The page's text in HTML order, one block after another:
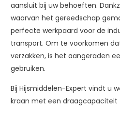
aansluit bij uw behoeften.
waarvan het gereedschap
perfecte werkpaard voor de
transport. Om te voorkomen
verzakken, is het aangeraden
gebruiken.
Bij Hijsmiddelen-Expert vindt u
kraan met een draagcapaciteit